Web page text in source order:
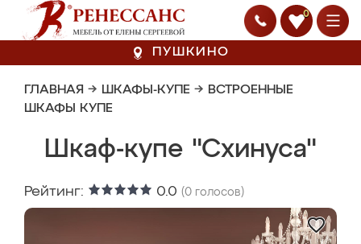
0
ПУШКИНО
ГЛАВНАЯ → ШКАФЫ-КУПЕ → ВСТРОЕННЫЕ
ШКАФЫ КУПЕ
Шкаф-купе "Схинуса"
Рейтинг: 0.0 (0 голосов)